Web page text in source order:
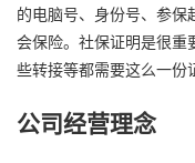
的电脑号、身份号、参
会保险。社保证明是很重
些转接等都需要这么一份
公司经营理念